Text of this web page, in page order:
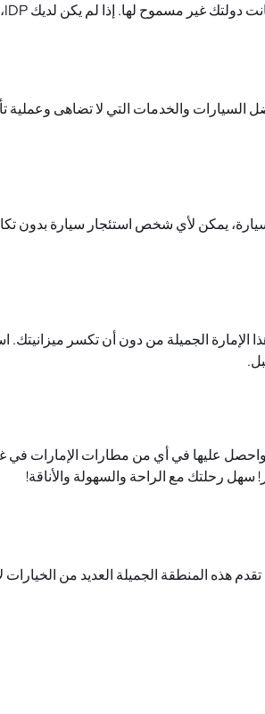
دولتك غير مسموح لها. إذا لم يكن لديكIDP
السيارات والخدمات التي لا تضاهى
يمكن لأي شخص استئجار سيارة بدون
الجميلة من دون أن تكسر ميزانيتك.
عليها في أي من مطارات الإمارات في
رحلتك مع الراحة والسهولة والأناقة!
هذه المنطقة الجميلة العديد من